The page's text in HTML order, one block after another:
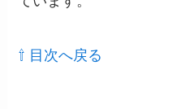
⇧ 目次へ戻る